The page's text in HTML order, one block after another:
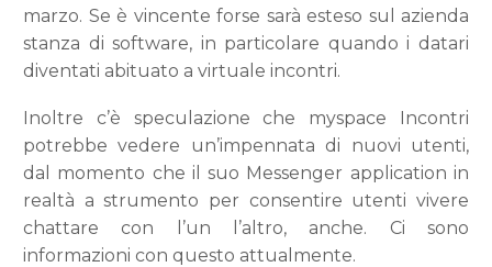
marzo. Se è vincente forse sarà esteso sul azienda
stanza di software, in particolare quando i datari
diventati abituato a virtuale incontri.
Inoltre c’è speculazione che myspace Incontri
potrebbe vedere un’impennata di nuovi utenti,
dal momento che il suo Messenger application in
realtà a strumento per consentire utenti vivere
chattare con l’un l’altro, anche. Ci sono
informazioni con questo attualmente.